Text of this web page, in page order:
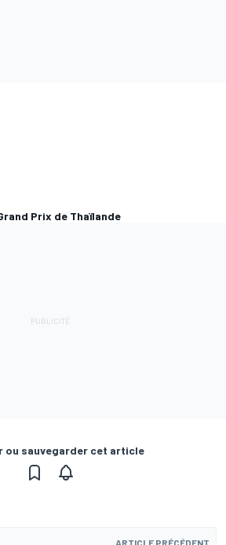
Prix de Thaïlande
ou sauvegarder cet article